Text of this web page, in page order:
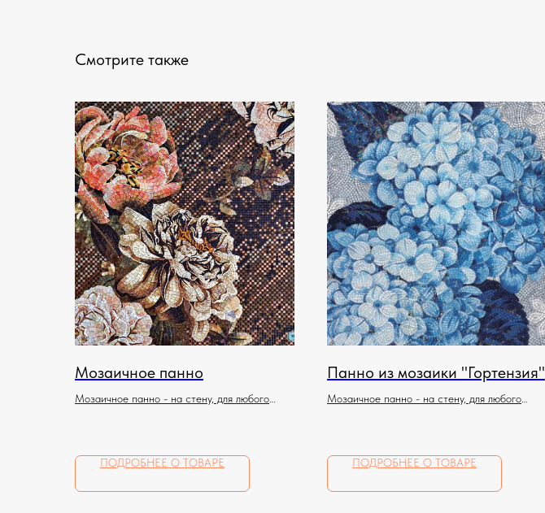
Смотрите также
Мозаичное панно
Мозаичное панно - на стену, для любого
ПОДРОБНЕЕ О ТОВАРЕ
Панно из мозаики "Гортензия"
Мозаичное панно - на стену, для любого
ПОДРОБНЕЕ О ТОВАРЕ